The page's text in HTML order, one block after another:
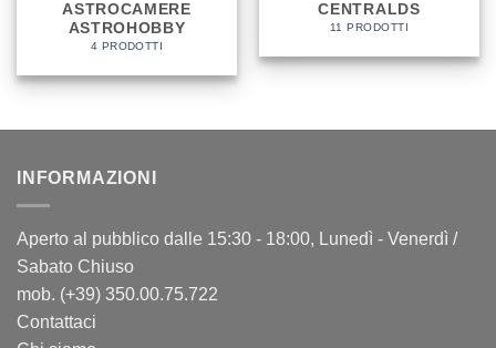
ASTROCAMERE
ASTROHOBBY
4 PRODOTTI
CENTRALDS
11 PRODOTTI
INFORMAZIONI
Aperto al pubblico dalle 15:30 - 18:00, Lunedì - Venerdì /
Sabato Chiuso
mob. (+39) 350.00.75.722
Contattaci